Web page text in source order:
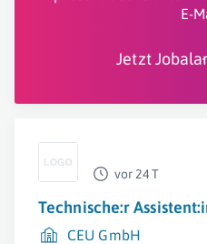
E-
Jetzt
vor 24 T
Technische:r
CEU GmbH